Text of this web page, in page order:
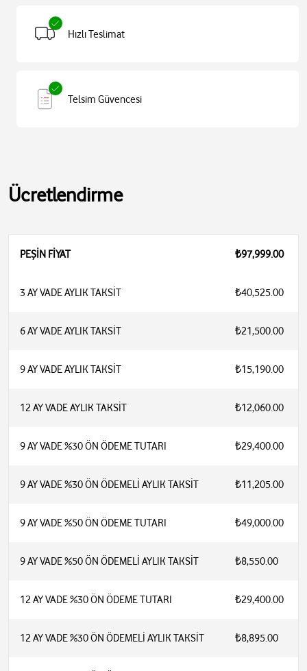
Hızlı Teslimat
Telsim Güvencesi
Ücretlendirme
PEŞİN FİYAT ₺97,999.00
3 AY VADE AYLIK TAKSİT ₺40,525.00
6 AY VADE AYLIK TAKSİT ₺21,500.00
9 AY VADE AYLIK TAKSİT ₺15,190.00
12 AY VADE AYLIK TAKSİT ₺12,060.00
9 AY VADE %30 ÖN ÖDEME TUTARI ₺29,400.00
9 AY VADE %30 ÖN ÖDEMELİ AYLIK TAKSİT ₺11,205.00
9 AY VADE %50 ÖN ÖDEME TUTARI ₺49,000.00
9 AY VADE %50 ÖN ÖDEMELİ AYLIK TAKSİT ₺8,550.00
12 AY VADE %30 ÖN ÖDEME TUTARI ₺29,400.00
12 AY VADE %30 ÖN ÖDEMELİ AYLIK TAKSİT ₺8,895.00